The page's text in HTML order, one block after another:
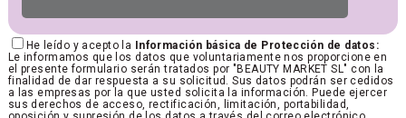
He leído y acepto la Información básica de Protección de datos:
Le informamos que los datos que voluntariamente nos proporcione en
el presente formulario serán tratados por "BEAUTY MARKET SL" con la
finalidad de dar respuesta a su solicitud. Sus datos podrán ser cedidos
a las empresas por la que usted solicita la información. Puede ejercer
sus derechos de acceso, rectificación, limitación, portabilidad,